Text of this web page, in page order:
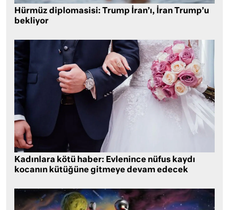
Hürmüz diplomasisi: Trump İran’ı, İran Trump’u
bekliyor
Kadınlara kötü haber: Evlenince nüfus kaydı
kocanın kütüğüne gitmeye devam edecek